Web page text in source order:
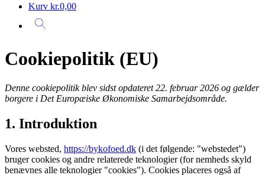
Kurv kr.0,00
Cookiepolitik (EU)
Denne cookiepolitik blev sidst opdateret 22. februar 2026 og gælder
borgere i Det Europæiske Økonomiske Samarbejdsområde.
1. Introduktion
Vores websted, https://bykofoed.dk (i det følgende: "webstedet")
bruger cookies og andre relaterede teknologier (for nemheds skyld
benævnes alle teknologier "cookies"). Cookies placeres også af